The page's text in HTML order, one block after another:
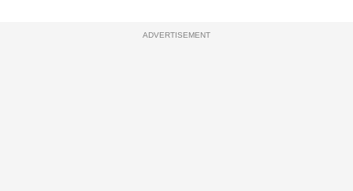
ADVERTISEMENT